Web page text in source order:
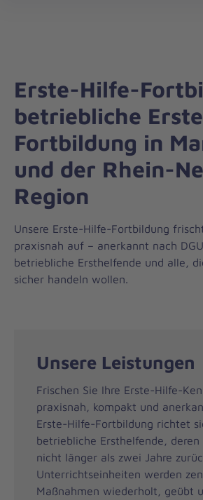
zum
Erste-Hilfe-
betriebliche
Fortbildung in
und der Rhein-
Region
Unsere Erste-Hilfe-Fortbildung
praxisnah auf – anerkannt nach
betriebliche Ersthelfende und alle,
sicher handeln wollen.
Unsere Leistungen
Frischen Sie Ihre Erste-Hilfe-
praxisnah, kompakt und
Erste-Hilfe-Fortbildung richtet
betriebliche Ersthelfende, deren
nicht länger als zwei Jahre
Unterrichtseinheiten werden
Maßnahmen wiederholt, geübt